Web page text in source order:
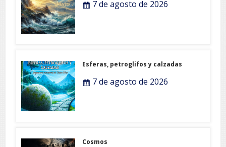
7 de agosto de 2026
Esferas, petroglifos y calzadas
7 de agosto de 2026
Cosmos